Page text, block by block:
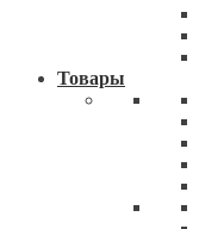
Товары